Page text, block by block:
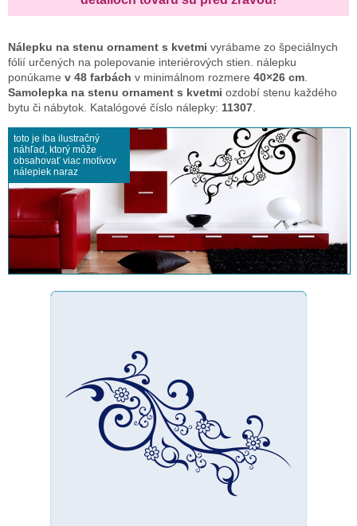
Nálepku na stenu ornament s kvetmi vyrábame zo špeciálnych
fólií určených na polepovanie interiérových stien. nálepku
ponúkame v 48 farbách v minimálnom rozmere 40×26 cm
Samolepka na stenu ornament s kvetmi ozdobí stenu každého
bytu či nábytok. Katalógové číslo nálepky: 11307
toto je iba ilustračný
náhľad, ktorý môže
obsahovať viac motívov
nálepiek naraz